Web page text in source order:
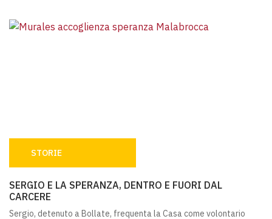
STORIE
SERGIO E LA SPERANZA, DENTRO E FUORI DAL
CARCERE
Sergio, detenuto a Bollate, frequenta la Casa come volontario